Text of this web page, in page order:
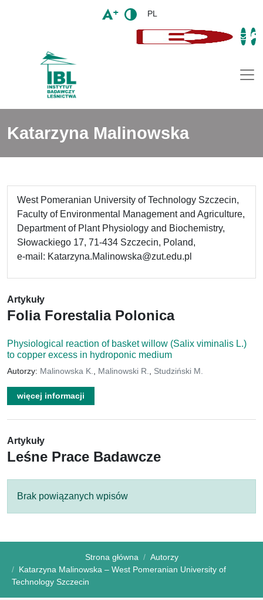
PL
Katarzyna Malinowska
West Pomeranian University of Technology Szczecin,
Faculty of Environmental Management and Agriculture,
Department of Plant Physiology and Biochemistry,
Słowackiego 17, 71-434 Szczecin, Poland,
e-mail: Katarzyna.Malinowska@zut.edu.pl
Artykuły
Folia Forestalia Polonica
Physiological reaction of basket willow (Salix viminalis L.)
to copper excess in hydroponic medium
Autorzy: Malinowska K. Malinowski R. Studziński M.
więcej informacji
Artykuły
Leśne Prace Badawcze
Brak powiązanych wpisów
Strona główna
Autorzy
Katarzyna Malinowska – West Pomeranian University of
Technology Szczecin